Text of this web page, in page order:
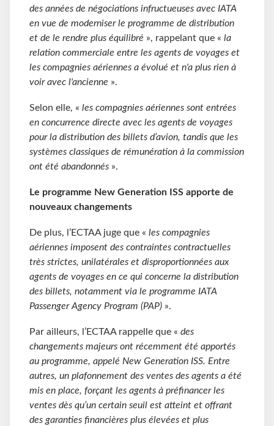
des années de négociations infructueuses avec IATA
en vue de moderniser le programme de distribution
et de le rendre plus équilibré », rappelant que « la
relation commerciale entre les agents de voyages et
les compagnies aériennes a évolué et n'a plus rien à
voir avec l'ancienne ».
Selon elle, « les compagnies aériennes sont entrées
en concurrence directe avec les agents de voyages
pour la distribution des billets d’avion, tandis que les
systèmes classiques de rémunération à la commission
ont été abandonnés ».
Le programme New Generation ISS apporte de
nouveaux changements
De plus, l’ECTAA juge que « les compagnies
aériennes imposent des contraintes contractuelles
très strictes, unilatérales et disproportionnées aux
agents de voyages en ce qui concerne la distribution
des billets, notamment via le programme IATA
Passenger Agency Program (PAP) ».
Par ailleurs, l’ECTAA rappelle que « des
changements majeurs ont récemment été apportés
au programme, appelé New Generation ISS. Entre
autres, un plafonnement des ventes des agents a été
mis en place, forçant les agents à préfinancer les
ventes dès qu’un certain seuil est atteint et offrant
des garanties financières plus élevées et plus